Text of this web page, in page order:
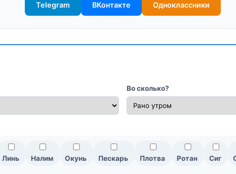
Telegram ВКонтакте Одноклассники
Во сколько?
Линь Налим Окунь Пескарь Плотва Ротан Сиг